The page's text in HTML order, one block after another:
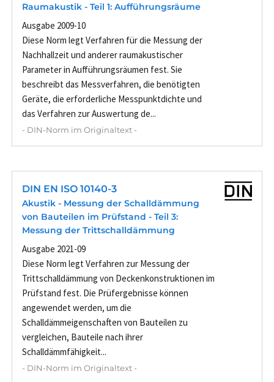
Raumakustik - Teil 1: Aufführungsräume
Ausgabe 2009-10
Diese Norm legt Verfahren für die Messung der
Nachhallzeit und anderer raumakustischer
Parameter in Aufführungsräumen fest. Sie
beschreibt das Messverfahren, die benötigten
Geräte, die erforderliche Messpunktdichte und
das Verfahren zur Auswertung de...
- DIN-Norm im Originaltext -
DIN EN ISO 10140-3
Akustik - Messung der Schalldämmung
von Bauteilen im Prüfstand - Teil 3:
Messung der Trittschalldämmung
Ausgabe 2021-09
Diese Norm legt Verfahren zur Messung der
Trittschalldämmung von Deckenkonstruktionen im
Prüfstand fest. Die Prüfergebnisse können
angewendet werden, um die
Schalldämmeigenschaften von Bauteilen zu
vergleichen, Bauteile nach ihrer
Schalldämmfähigkeit...
- DIN-Norm im Originaltext -